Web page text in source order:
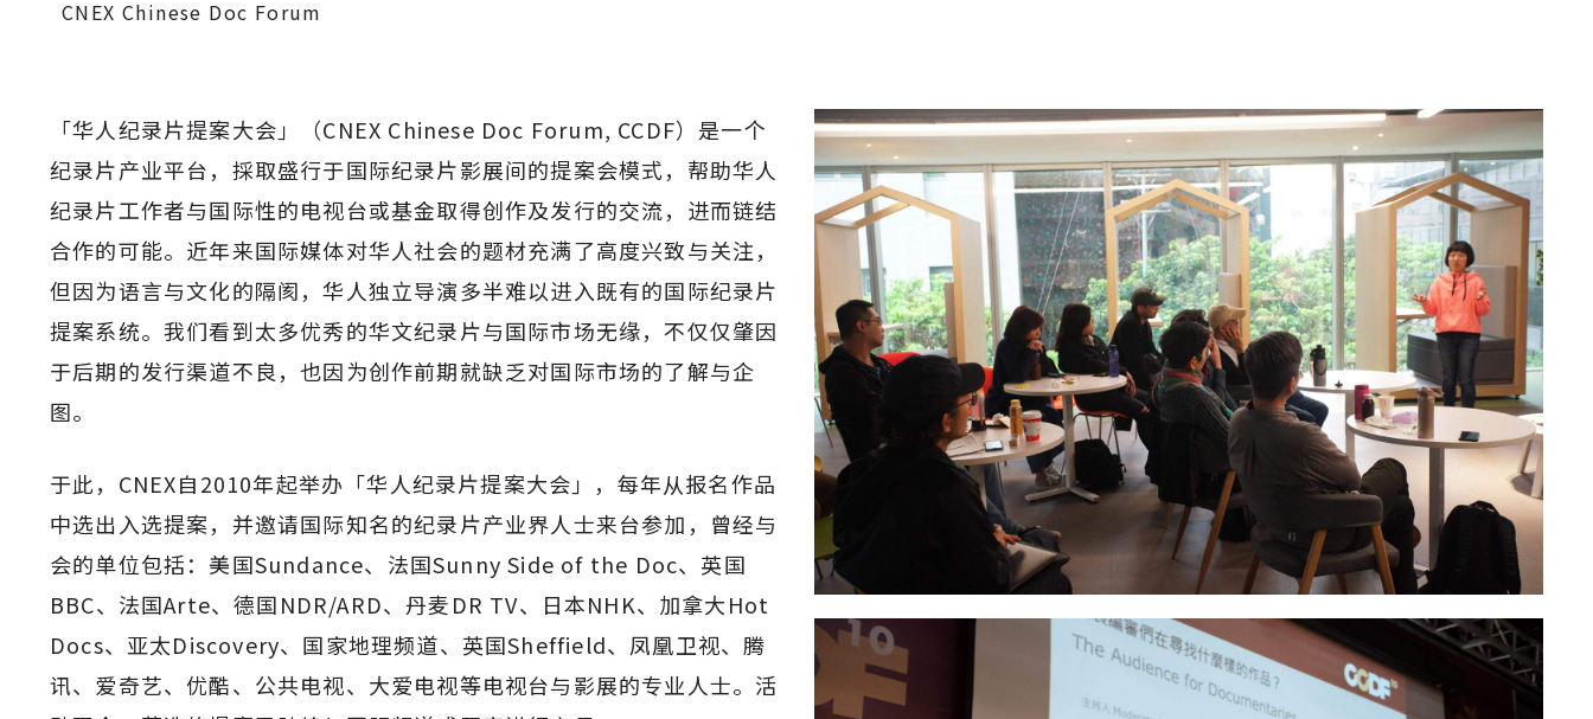
CNEX Chinese Doc Forum
「华人纪录片提案大会」（CNEX Chinese Doc Forum, CCDF）是一个
纪录片产业平台，採取盛行于国际纪录片影展间的提案会模式，帮助华人
纪录片工作者与国际性的电视台或基金取得创作及发行的交流，进而链结
合作的可能。近年来国际媒体对华人社会的题材充满了高度兴致与关注，
但因为语言与文化的隔阂，华人独立导演多半难以进入既有的国际纪录片
提案系统。我们看到太多优秀的华文纪录片与国际市场无缘，不仅仅肇因
于后期的发行渠道不良，也因为创作前期就缺乏对国际市场的了解与企
图。
于此，CNEX自2010年起举办「华人纪录片提案大会」，每年从报名作品
中选出入选提案，并邀请国际知名的纪录片产业界人士来台参加，曾经与
会的单位包括：美国Sundance、法国Sunny Side of the Doc、英国
BBC、法国Arte、德国NDR/ARD、丹麦DR TV、日本NHK、加拿大Hot
Docs、亚太Discovery、国家地理频道、英国Sheffield、凤凰卫视、腾
讯、爱奇艺、优酷、公共电视、大爱电视等电视台与影展的专业人士。活